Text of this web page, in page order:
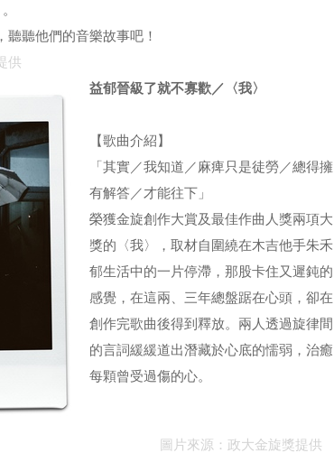
聽他們的音樂故事吧！
供
益郁晉級了就不寡歡／〈我〉
【歌曲介紹】
「其實／我知道／麻痺只是徒勞／總得擁
有解答／才能往下」
榮獲金旋創作大賞及最佳作曲人獎兩項大
獎的〈我〉，取材自圍繞在木吉他手朱禾
郁生活中的一片停滯，那股卡住又遲鈍的
感覺，在這兩、三年總盤踞在心頭，卻在
創作完歌曲後得到釋放。兩人透過旋律間
的言詞緩緩道出潛藏於心底的懦弱，治癒
每顆曾受過傷的心。
圖片來源：政大金旋獎提供